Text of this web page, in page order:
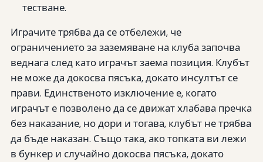
тестване.
Играчите трябва да се отбележи, че
ограничението за заземяване на клуба започва
веднага след като играчът заема позиция. Клубът
не може да докосва пясъка, докато инсултът се
прави. Единственото изключение е, когато
играчът е позволено да се движат хлабава пречка
без наказание, но дори и тогава, клубът не трябва
да бъде наказан. Също така, ако топката ви лежи
в бункер и случайно докосва пясъка, докато